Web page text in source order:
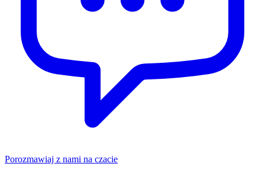
Porozmawiaj z nami na czacie